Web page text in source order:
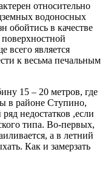
относительно
водоносных
обойтись в качестве
всего является
к весьма печальным
15 – 20 метров, где
в районе Ступино,
недостатков ,если
типа. Во-первых,
а в летний
Как и замерзать